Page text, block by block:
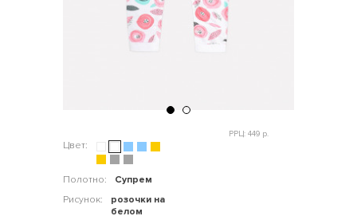
Цвет:
Полотно:
Супрем
Рисунок:
розочки на
белом
РРЦ: 449 р.